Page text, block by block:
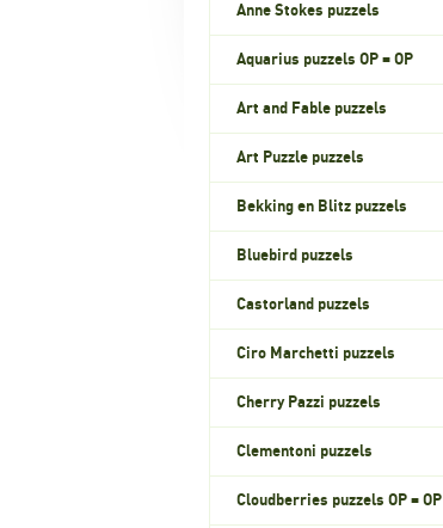
Anne Stokes puzzels
Aquarius puzzels OP = OP
Art and Fable puzzels
Art Puzzle puzzels
Bekking en Blitz puzzels
Bluebird puzzels
Castorland puzzels
Ciro Marchetti puzzels
Cherry Pazzi puzzels
Clementoni puzzels
Cloudberries puzzels OP = OP